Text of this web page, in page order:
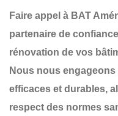
Faire appel à BAT
partenaire de
rénovation de vos
Nous nous
efficaces et durables,
respect des normes